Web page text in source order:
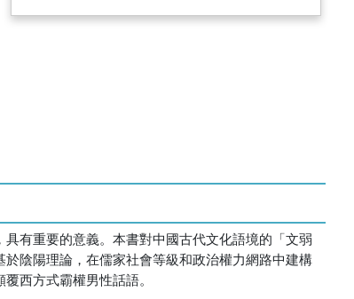
有重要的意義。本書對中國古代文化語境的「文弱
陰陽理論，在儒家社會等級和政治權力網路中建構
西方式霸權男性話語。